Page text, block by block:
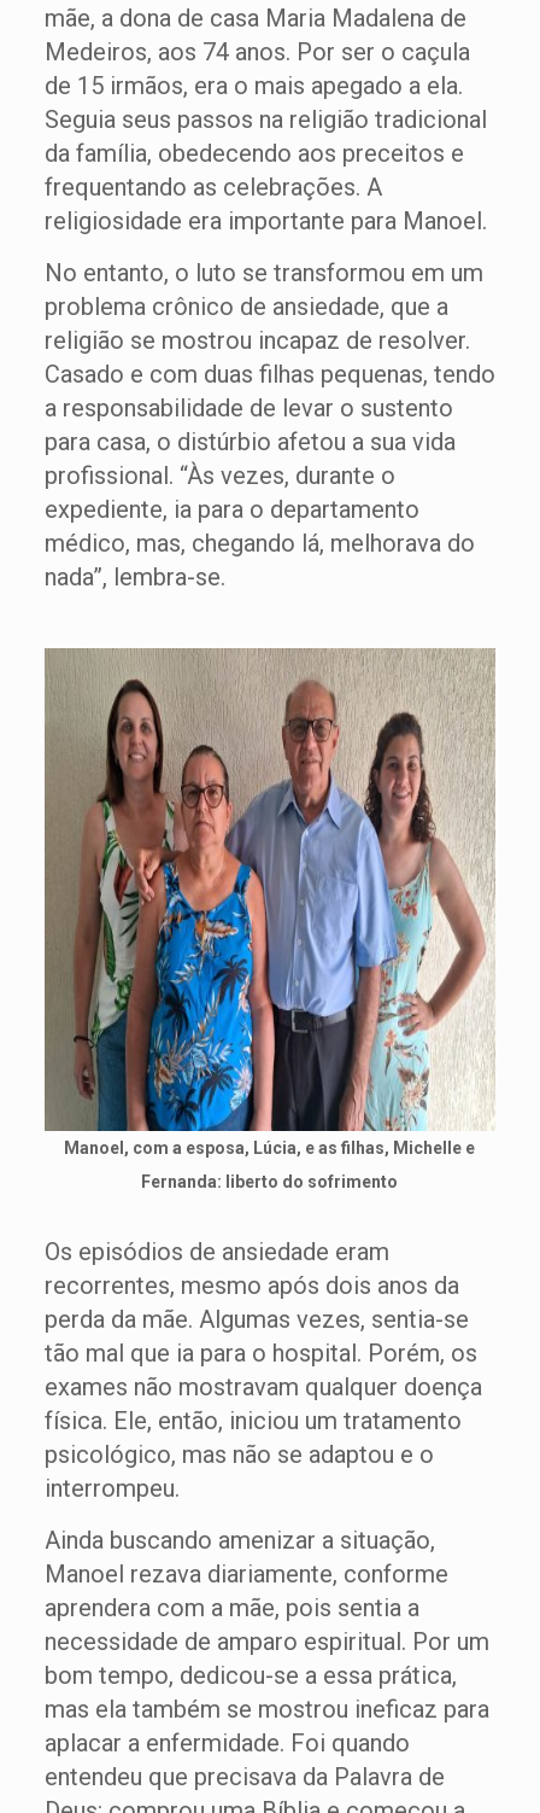
mãe, a dona de casa Maria Madalena de
Medeiros, aos 74 anos. Por ser o caçula
de 15 irmãos, era o mais apegado a ela.
Seguia seus passos na religião tradicional
da família, obedecendo aos preceitos e
frequentando as celebrações. A
religiosidade era importante para Manoel.
No entanto, o luto se transformou em um
problema crônico de ansiedade, que a
religião se mostrou incapaz de resolver.
Casado e com duas filhas pequenas, tendo
a responsabilidade de levar o sustento
para casa, o distúrbio afetou a sua vida
profissional. “Às vezes, durante o
expediente, ia para o departamento
médico, mas, chegando lá, melhorava do
nada”, lembra-se.
Manoel, com a esposa, Lúcia, e as filhas, Michelle e
Fernanda: liberto do sofrimento
Os episódios de ansiedade eram
recorrentes, mesmo após dois anos da
perda da mãe. Algumas vezes, sentia-se
tão mal que ia para o hospital. Porém, os
exames não mostravam qualquer doença
física. Ele, então, iniciou um tratamento
psicológico, mas não se adaptou e o
interrompeu.
Ainda buscando amenizar a situação,
Manoel rezava diariamente, conforme
aprendera com a mãe, pois sentia a
necessidade de amparo espiritual. Por um
bom tempo, dedicou-se a essa prática,
mas ela também se mostrou ineficaz para
aplacar a enfermidade. Foi quando
entendeu que precisava da Palavra de